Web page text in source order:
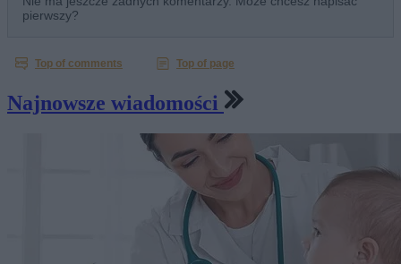
Najnowsze wiadomości